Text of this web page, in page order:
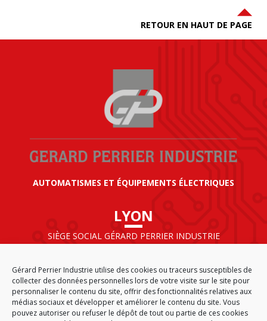
Gérard Perrier Industrie utilise des cookies ou traceurs susceptibles de
collecter des données personnelles lors de votre visite sur le site pour
personnaliser le contenu du site, offrir des fonctionnalités relatives aux
médias sociaux et développer et améliorer le contenu du site. Vous
pouvez autoriser ou refuser le dépôt de tout ou partie de ces cookies
RETOUR EN HAUT DE PAGE
AUTOMATISMES ET ÉQUIPEMENTS ÉLECTRIQUES
LYON
SIÈGE SOCIAL GÉRARD PERRIER INDUSTRIE
69125 LYON AÉROPORT SAINT EXUPÉRY
FRANCE